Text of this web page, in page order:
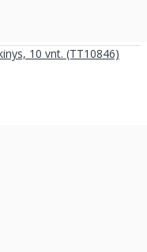
10 vnt. (TT10846)